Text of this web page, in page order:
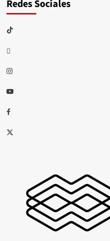
Redes Sociales
TikTok
threads
Instagram
Youtube
Facebook
X